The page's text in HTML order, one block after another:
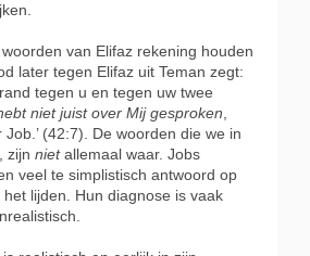
van Elifaz rekening houden
later tegen Elifaz uit Teman zegt:
tegen u en tegen uw twee
niet juist over Mij gesproken,
(42:7). De woorden die we in
zijn nietallemaal waar. Jobs
veel te simplistisch antwoord op
lijden. Hun diagnose is vaak